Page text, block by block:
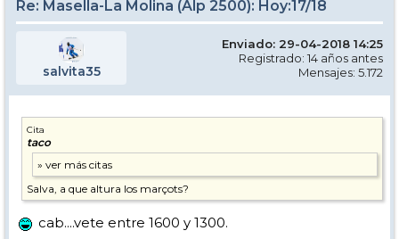
Re: Masella-La Molina (Alp 2500): Hoy:17/18
salvita35
Enviado: 29-04-2018 14:25
Registrado: 14 años antes
Mensajes: 5.172
Cita
taco
Salva, a que altura los marçots?
cab....vete entre 1600 y 1300.